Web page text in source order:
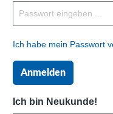
Ich habe mein Passwort
Anmelden
Ich bin Neukunde!